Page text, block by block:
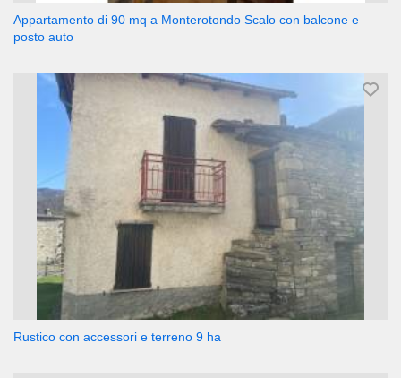
Appartamento di 90 mq a Monterotondo Scalo con balcone e
posto auto
Rustico con accessori e terreno 9 ha